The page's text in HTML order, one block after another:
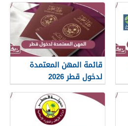
قائمة المهن المعتمدة
لدخول قطر 2026